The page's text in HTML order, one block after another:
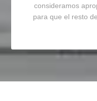
consideramos
para que el resto